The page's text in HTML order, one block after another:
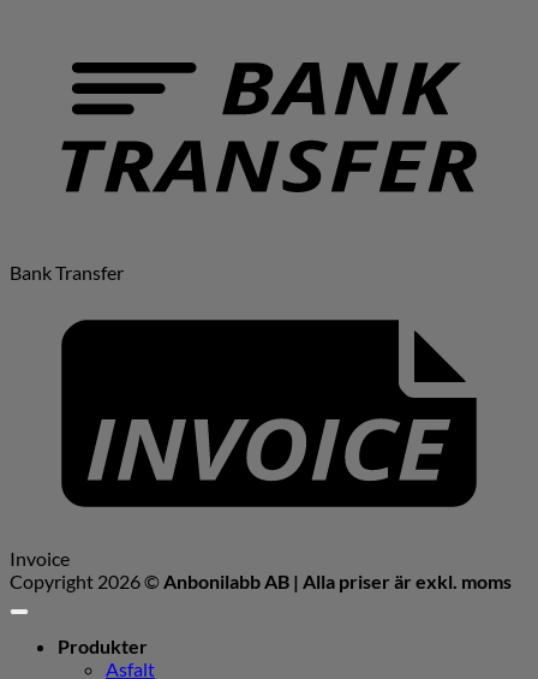
Bank Transfer
Invoice
Copyright 2026 ©Anbonilabb AB | Alla priser är exkl. moms
Produkter
Asfalt